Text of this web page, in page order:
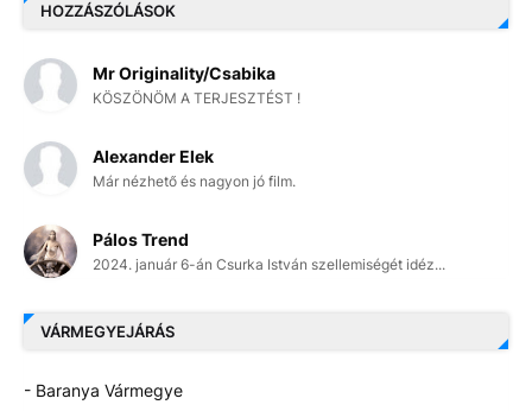
HOZZÁSZÓLÁSOK
Mr Originality/Csabika
KÖSZÖNÖM A TERJESZTÉST !
Alexander Elek
Már nézhető és nagyon jó film.
Pálos Trend
2024. január 6-án Csurka István szellemiségét idéz...
VÁRMEGYEJÁRÁS
- Baranya Vármegye